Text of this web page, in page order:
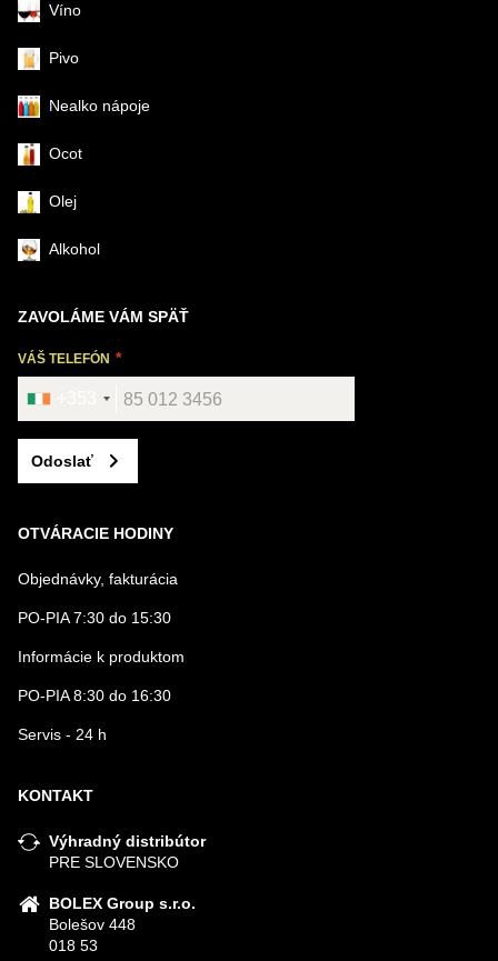
Víno
Pivo
Nealko nápoje
Ocot
Olej
Alkohol
ZAVOLÁME VÁM SPÄŤ
VÁŠ TELEFÓN
Odoslať
OTVÁRACIE HODINY
Objednávky, fakturácia
PO-PIA 7:30 do 15:30
Informácie k produktom
PO-PIA 8:30 do 16:30
Servis - 24 h
KONTAKT
Výhradný distribútor
PRE SLOVENSKO
BOLEX Group s.r.o.
Bolešov 448
018 53